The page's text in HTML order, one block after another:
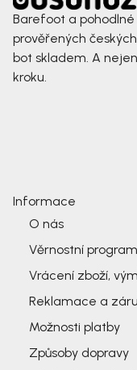
Barefoot a
prověřených
bot skladem. A
kroku.
Informace
O nás
Věrnostní program
Vrácení zboží,
Reklamace a
Možnosti platby
Způsoby dopravy